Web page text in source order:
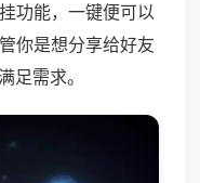
功能，一键便可以
你是想分享给好友
足需求。